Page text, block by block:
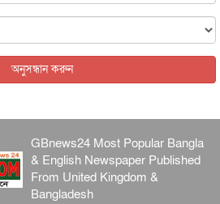
৫ আগস্ট, ২০২৬
অনুসন্ধান করুন
GBnews24 Most Popular Bangla
& English Newspaper Published
From United Kingdom &
Bangladesh